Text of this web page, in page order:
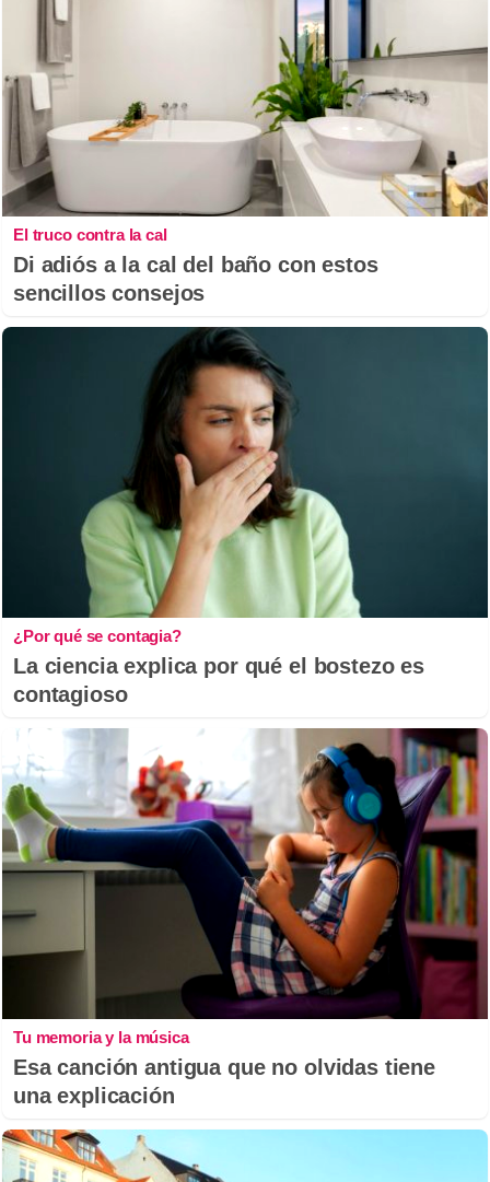
El truco contra la cal
Di adiós a la cal del baño con estos
sencillos consejos
¿Por qué se contagia?
La ciencia explica por qué el bostezo es
contagioso
Tu memoria y la música
Esa canción antigua que no olvidas tiene
una explicación